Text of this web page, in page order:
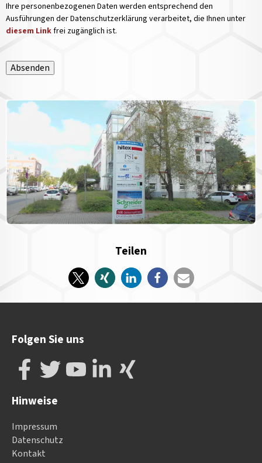
Ihre personenbezogenen Daten werden entsprechend den
Ausführungen der Datenschutzerklärung verarbeitet, die Ihnen unter
diesem Linkfrei zugänglich ist.
Absenden
Teilen
Folgen Sie uns
Hinweise
Impressum
Datenschutz
Kontakt